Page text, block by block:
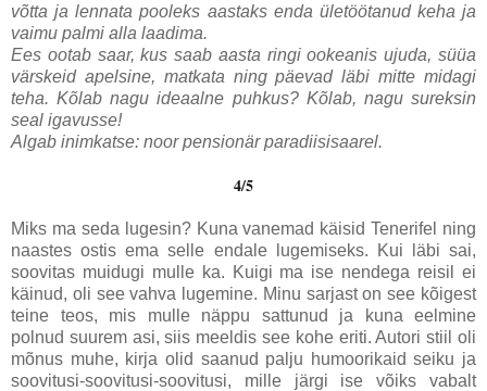
võtta ja lennata pooleks aastaks enda ületöötanud keha ja
vaimu palmi alla laadima.
Ees ootab saar, kus saab aasta ringi ookeanis ujuda, süüa
värskeid apelsine, matkata ning päevad läbi mitte midagi
teha. Kõlab nagu ideaalne puhkus? Kõlab, nagu sureksin
seal igavusse!
Algab inimkatse: noor pensionär paradiisisaarel.
4/5
Miks ma seda lugesin? Kuna vanemad käisid Tenerifel ning
naastes ostis ema selle endale lugemiseks. Kui läbi sai,
soovitas muidugi mulle ka. Kuigi ma ise nendega reisil ei
käinud, oli see vahva lugemine. Minu sarjast on see kõigest
teine teos, mis mulle näppu sattunud ja kuna eelmine
polnud suurem asi, siis meeldis see kohe eriti. Autori stiil oli
mõnus muhe, kirja olid saanud palju humoorikaid seiku ja
soovitusi-soovitusi-soovitusi, mille järgi ise võiks vabalt